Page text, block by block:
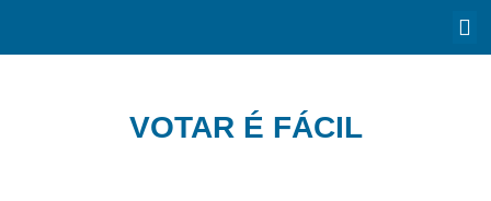
VOTAR É FÁCIL